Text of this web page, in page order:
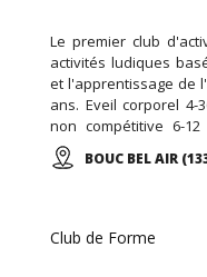
Le premier club
activités ludiques
et l'apprentissage de
ans. Eveil corporel 4-
non compétitive 6-
EDENKIDS !
BOUC BEL AIR
Club de Forme